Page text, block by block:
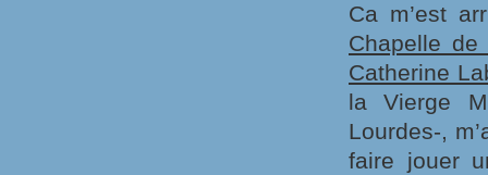
Ca m’est
Chapelle
Catherine
la Vierge
Lourdes-,
faire jouer